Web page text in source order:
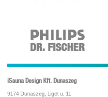
iSauna Design Kft. Dunaszeg
9174 Dunaszeg, Liget u. 11.